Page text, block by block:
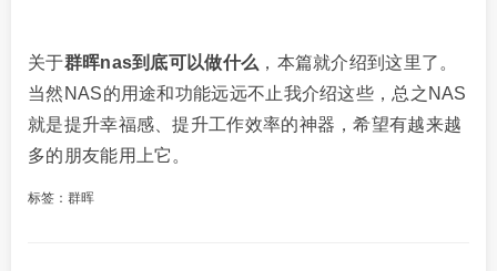
关于群晖nas到底可以做什么 ，本篇就介绍到这里了。
当然NAS的用途和功能远远不止我介绍这些，总之NAS
就是提升幸福感、提升工作效率的神器，希望有越来越
多的朋友能用上它。
标签： 群晖